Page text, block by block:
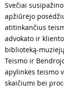
Svečiai
apžiūrėjo
atitinkančius
advokato ir
biblioteką-
Teismo ir
apylinkės teismo
skaičiumi bei